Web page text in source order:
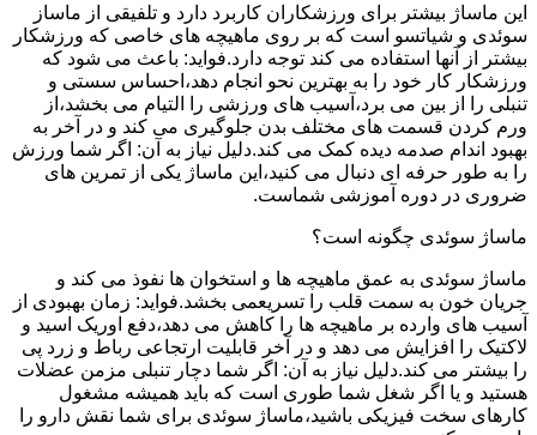
این ماساژ بیشتر برای ورزشکاران کاربرد دارد و تلفیقی از ماساز
سوئدی و شیاتسو است که بر روی ماهیچه های خاصی که ورزشکار
بیشتر از آنها استفاده می کند توجه دارد.فواید: باعث می شود که
ورزشکار کار خود را به بهترین نحو انجام دهد،احساس سستی و
تنبلی را از بین می برد،آسیب های ورزشی را التیام می بخشد،از
ورم کردن قسمت های مختلف بدن جلوگیری می کند و در آخر به
بهبود اندام صدمه دیده کمک می کند.دلیل نیاز به آن: اگر شما ورزش
را به طور حرفه ای دنبال می کنید،این ماساژ یکی از تمرین های
ضروری در دوره آموزشی شماست.
ماساژ سوئدی چگونه است؟
ماساژ سوئدی به عمق ماهیچه ها و استخوان ها نفوذ می کند و
جریان خون به سمت قلب را تسریعمی بخشد.فواید: زمان بهبودی از
آسیب های وارده بر ماهیچه ها را کاهش می دهد،دفع اوریک اسید و
لاکتیک را افزایش می دهد و در آخر قابلیت ارتجاعی رباط و زرد پی
را بیشتر می کند.دلیل نیاز به آن: اگر شما دچار تنبلی مزمن عضلات
هستید و یا اگر شغل شما طوری است که باید همیشه مشغول
کارهای سخت فیزیکی باشید،ماساژ سوئدی برای شما نقش دارو را